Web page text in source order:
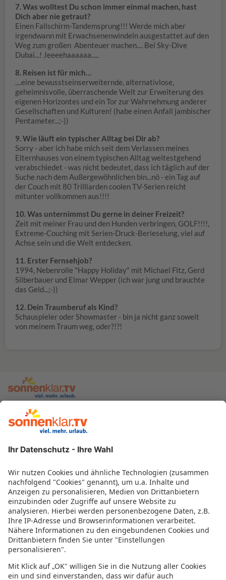
7. Was wolltest Du schon immer einmal machen, hast
Dich aber nie getraut?
Einen Fallschirm-Tandemsprung!!! Werde mich aber
irgendwann mit Erwachsenenwindeln ausgestattet auf den
Weg zum großen Abenteuer machen.... Bei Sky-Dive
Dubai...! Jeeeehaaaaaa.....
8. Reisen ist für mich…
....eine bewusstseinserweiternde, alternativlose,
geheimnisvolle, überraschende Welt zur Erweiterung des
eigenen Horizontes und ein Tor zur Wahrnehmung anderer
Gesellschaften und Kulturen! (habe einen Anfall jambischer
Pentameter...;-))
9. Wie läuft ein typischer Alltag bei Dir ab?
Sorry - aber ich habe mich seit dem Verlassen meines
Elternhauses von einem typischen Alltag weitestgehend
verabschiedet - was nicht bedeutet, dass ich täglich auf der
Suche nach dem Außergewöhnlichen bin...nö - ein Tag auf
der Couch mit 80 Trilliarden coolen TV-Serien reicht
mitunter vollkommen aus!!!!
10. Was unternimmst Du gerne in deiner Freizeit?
Zeit mit meiner Frau und den Hunden verbringen, GOLF!!!!,
Extreme-Couching mit Serien-Druck-Berieselung, viel auf
Achse sein und die Welt entdecken.
11. Erster Fernsehjob?
1994, Nebenrolle "Happy Holiday" mit Michael Fitz, Gerd
Silberbauer und Elmar Wepper (ich war jung und brauchte
das Geld...;-))
12. Dein Traumberuf als Kind?
Schauspieler oder Showmaster - bin ja nicht ganz soweit
von meinem Traum weg, oder?!?!
zur sonnenklar.TV Webseite
Moderatoren
Impressum
Informationen zur Barrierefreiheit
Datenschutz
Datenschutzeinstellungen